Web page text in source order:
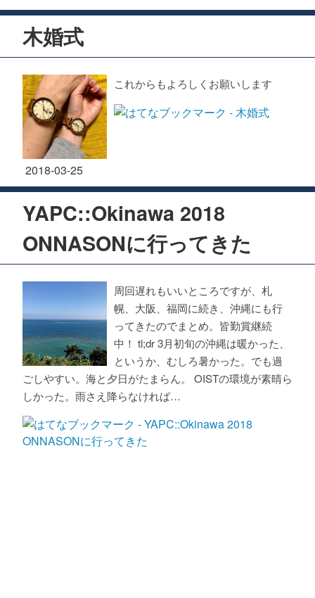
木婚式
これからもよろしくお願いします
2018-03-25
YAPC::Okinawa 2018
ONNASONに行ってきた
周回遅れもいいところですが、札
幌、大阪、福岡に続き、沖縄にも行
ってきたのでまとめ。皆勤賞継続
中！ tl;dr 3月初旬の沖縄は暖かった、
というか、むしろ暑かった。でも過
ごしやすい。海と夕日がたまらん。 OISTの環境が素晴ら
しかった。雨さえ降らなければ…